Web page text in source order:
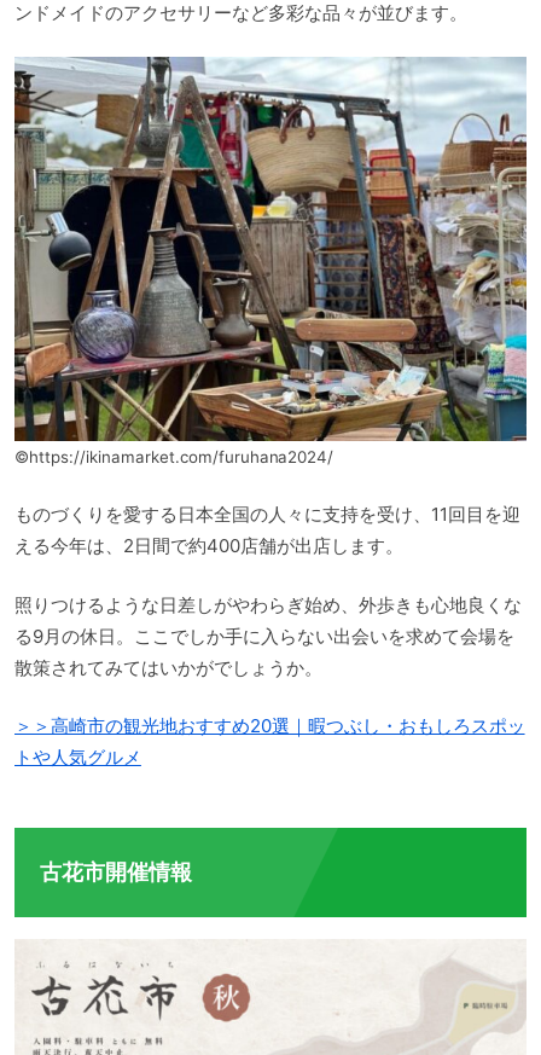
ンドメイドのアクセサリーなど多彩な品々が並びます。
©https://ikinamarket.com/furuhana2024/
ものづくりを愛する日本全国の人々に支持を受け、11回目を迎
える今年は、2日間で約400店舗が出店します。
照りつけるような日差しがやわらぎ始め、外歩きも心地良くな
る9月の休日。ここでしか手に入らない出会いを求めて会場を
散策されてみてはいかがでしょうか。
＞＞高崎市の観光地おすすめ20選｜暇つぶし・おもしろスポッ
トや人気グルメ
古花市開催情報